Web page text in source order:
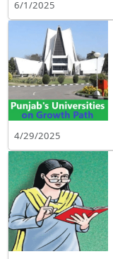
6/1/2025
4/29/2025